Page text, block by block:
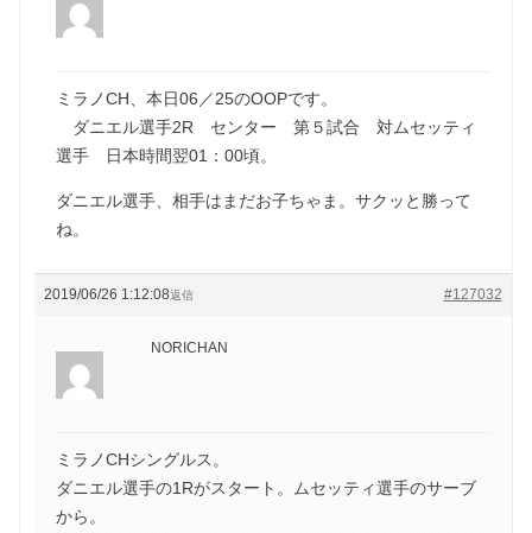
ミラノCH、本日06／25のOOPです。
ダニエル選手2R センター 第５試合 対ムセッティ
選手 日本時間翌01：00頃。
ダニエル選手、相手はまだお子ちゃま。サクッと勝って
ね。
2019/06/26 1:12:08 #127032
返信
NORICHAN
ミラノCHシングルス。
ダニエル選手の1Rがスタート。ムセッティ選手のサーブ
から。